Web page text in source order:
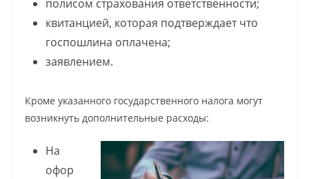
полисом страхования ответственности;
квитанцией, которая подтверждает что
госпошлина оплачена;
заявлением.
Кроме указанного государственного налога могут
возникнуть дополнительные расходы:
На
офор